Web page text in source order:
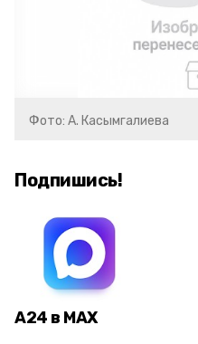
Фото: А. Касымгалиева
Подпишись!
А24 в MAX